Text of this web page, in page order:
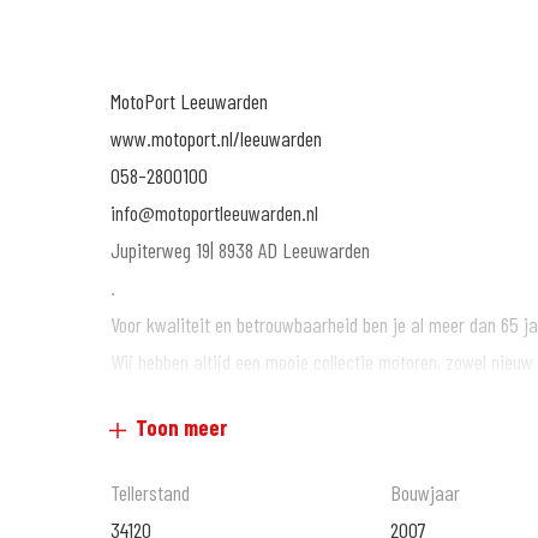
MotoPort Leeuwarden
www.motoport.nl/leeuwarden
058-2800100
info@motoportleeuwarden.nl
Jupiterweg 19| 8938 AD Leeuwarden
.
Voor kwaliteit en betrouwbaarheid ben je al meer dan 65
Wij hebben altijd een mooie collectie motoren, zowel nieuw
Voor aankoop en onderhoud van motoren en/of aanschaf
Toon meer
Tellerstand
34120
Bouwjaar
2007